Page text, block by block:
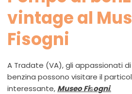
vintage al
Fisogni
A Tradate (VA), gli appassionati
benzina possono visitare il
interessante, Museo Fisogni.